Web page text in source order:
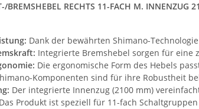
BREMSHEBEL RECHTS 11-FACH M. INNENZUG
Dank der bewährten Shimano-
Integrierte Bremshebel sorgen für eine
Die ergonomische Form des Hebels
Komponenten sind für ihre Robustheit
Der integrierte Innenzug (2100 mm)
Das Produkt ist speziell für 11-fach